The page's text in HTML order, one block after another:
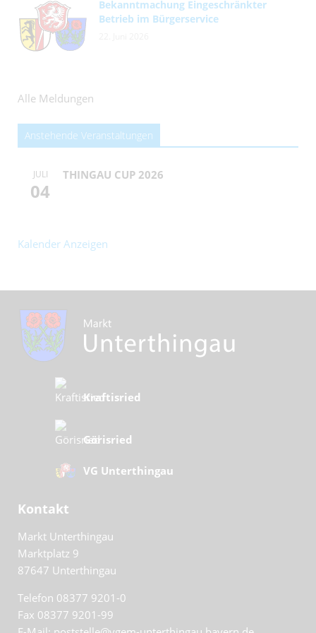
Bekanntmachung Eingeschränkter
Betrieb im Bürgerservice
Alle Meldungen
Anstehende Veranstaltungen
JULI
04
THINGAU CUP 2026
Kalender Anzeigen
Kraftisried
Görisried
VG Unterthingau
Kontakt
Markt Unterthingau
Marktplatz 9
87647 Unterthingau
Telefon 08377 9201-0
Fax 08377 9201-99